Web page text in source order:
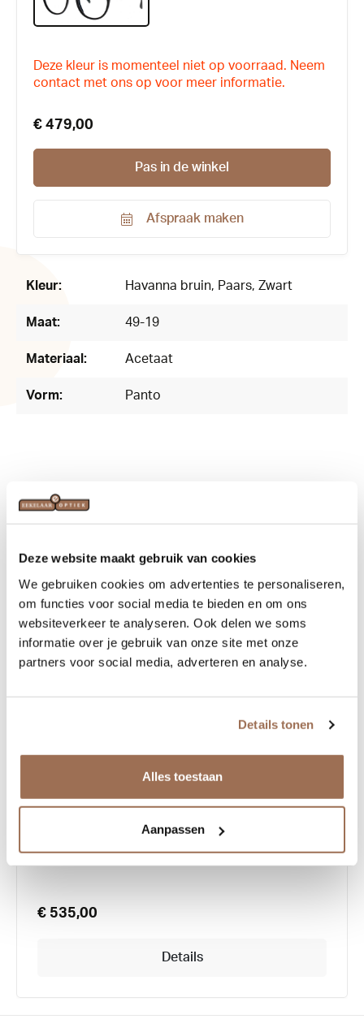
Deze website maakt gebruik van cookies
We gebruiken cookies om advertenties te personaliseren,
om functies voor social media te bieden en om ons
websiteverkeer te analyseren. Ook delen we soms
informatie over je gebruik van onze site met onze
partners voor social media, adverteren en analyse.
Details tonen
Alles toestaan
Aanpassen
Deze kleur is momenteel niet op voorraad. Neem
contact met ons op voor meer informatie.
€ 479,00
Pas in de winkel
Afspraak maken
Kleur:
Havanna bruin, Paars, Zwart
Maat: 49-19
Materiaal: Acetaat
Vorm: Panto
Related products
€ 535,00
Details